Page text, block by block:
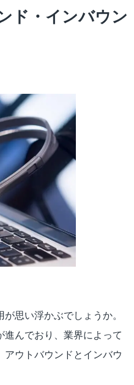
トセンター
ール「ジェロトーク」
ド・インバウン
思い浮かぶでしょうか。
んでおり、業界によって
ウトバウンドとインバウ